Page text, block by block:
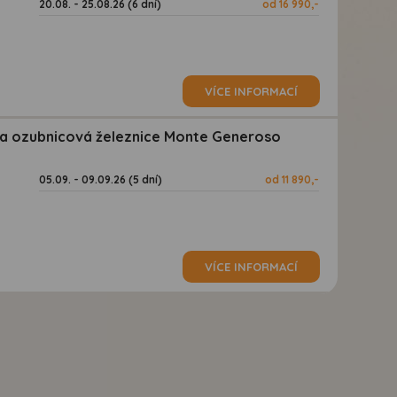
20.08. - 25.08.26 (6 dní) od 16 990,-
VÍCE INFORMACÍ
a ozubnicová železnice Monte Generoso
05.09. - 09.09.26 (5 dní) od 11 890,-
VÍCE INFORMACÍ